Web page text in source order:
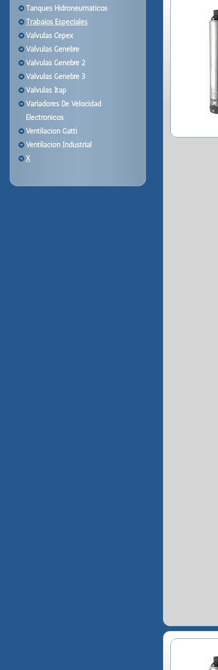
Tanques Hidroneumaticos
Trabajos Especiales
Valvulas Cepex
Valvulas Genebre
Valvulas Genebre 2
Valvulas Genebre 3
Valvulas Itap
Variadores De Velocidad
Electronicos
Ventilacion Gatti
Ventilacion Industrial
X